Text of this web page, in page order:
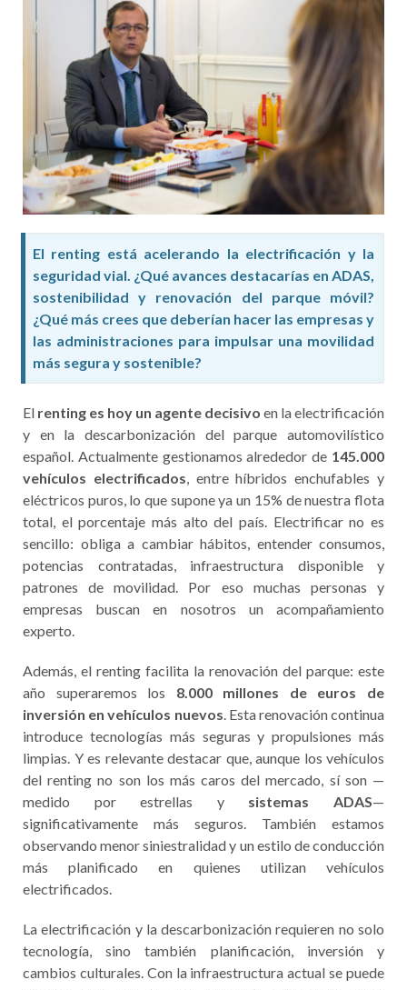
El renting está acelerando la electrificación y la
seguridad vial. ¿Qué avances destacarías en ADAS,
sostenibilidad y renovación del parque móvil?
¿Qué más crees que deberían hacer las empresas y
las administraciones para impulsar una movilidad
más segura y sostenible?
El renting es hoy un agente decisivo en la electrificación
y en la descarbonización del parque automovilístico
español. Actualmente gestionamos alrededor de 145.000
vehículos electrificados, entre híbridos enchufables y
eléctricos puros, lo que supone ya un 15% de nuestra flota
total, el porcentaje más alto del país. Electrificar no es
sencillo: obliga a cambiar hábitos, entender consumos,
potencias contratadas, infraestructura disponible y
patrones de movilidad. Por eso muchas personas y
empresas buscan en nosotros un acompañamiento
experto.
Además, el renting facilita la renovación del parque: este
año superaremos los 8.000 millones de euros de
inversión en vehículos nuevos. Esta renovación continua
introduce tecnologías más seguras y propulsiones más
limpias. Y es relevante destacar que, aunque los vehículos
del renting no son los más caros del mercado, sí son —
medido por estrellas y sistemas ADAS—
significativamente más seguros. También estamos
observando menor siniestralidad y un estilo de conducción
más planificado en quienes utilizan vehículos
electrificados.
La electrificación y la descarbonización requieren no solo
tecnología, sino también planificación, inversión y
cambios culturales. Con la infraestructura actual se puede